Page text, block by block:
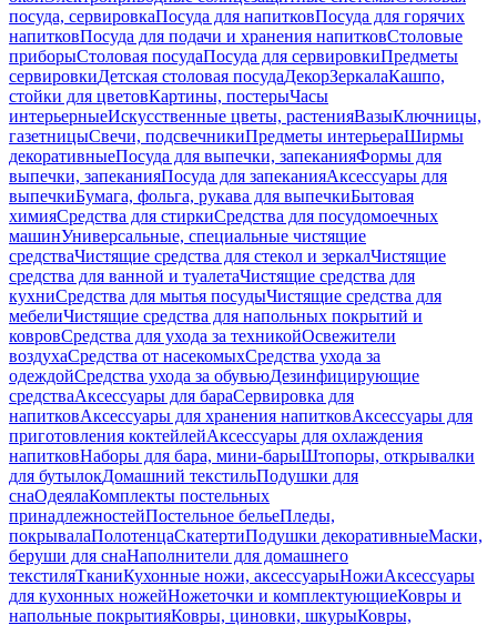
посуда, сервировкаПосуда для напитковПосуда для горячих
напитковПосуда для подачи и хранения напитковСтоловые
приборыСтоловая посудаПосуда для сервировкиПредметы
сервировкиДетская столовая посудаДекорЗеркалаКашпо,
стойки для цветовКартины, постерыЧасы
интерьерныеИскусственные цветы, растенияВазыКлючницы,
газетницыСвечи, подсвечникиПредметы интерьераШирмы
декоративныеПосуда для выпечки, запеканияФормы для
выпечки, запеканияПосуда для запеканияАксессуары для
выпечкиБумага, фольга, рукава для выпечкиБытовая
химияСредства для стиркиСредства для посудомоечных
машинУниверсальные, специальные чистящие
средстваЧистящие средства для стекол и зеркалЧистящие
средства для ванной и туалетаЧистящие средства для
кухниСредства для мытья посудыЧистящие средства для
мебелиЧистящие средства для напольных покрытий и
ковровСредства для ухода за техникойОсвежители
воздухаСредства от насекомыхСредства ухода за
одеждойСредства ухода за обувьюДезинфицирующие
средстваАксессуары для бараСервировка для
напитковАксессуары для хранения напитковАксессуары для
приготовления коктейлейАксессуары для охлаждения
напитковНаборы для бара, мини-барыШтопоры, открывалки
для бутылокДомашний текстильПодушки для
снаОдеялаКомплекты постельных
принадлежностейПостельное бельеПледы,
покрывалаПолотенцаСкатертиПодушки декоративныеМаски,
беруши для снаНаполнители для домашнего
текстиляТканиКухонные ножи, аксессуарыНожиАксессуары
для кухонных ножейНожеточки и комплектующиеКовры и
напольные покрытияКовры, циновки, шкурыКовры,